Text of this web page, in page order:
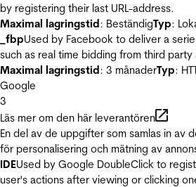
by registering their last URL-address.
Maximal lagringstid: BeständigTyp:
_fbpUsed by Facebook to deliver a
such as real time bidding from third
Maximal lagringstid: 3 månaderTyp:
Google
3
Läs mer om den här leverantören
En del av de uppgifter som samlas in av
för personalisering och mätning av
IDEUsed by Google DoubleClick to
user's actions after viewing or clicking